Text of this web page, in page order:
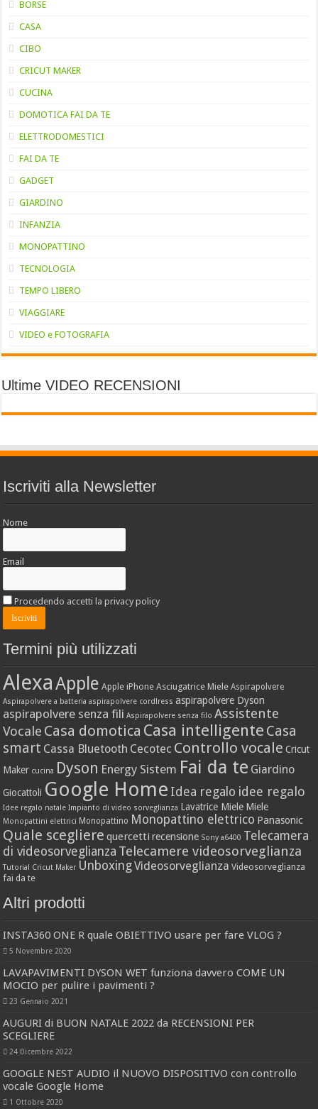
BORSE
CASA
CIBO
CRICUT MAKER
CUCINA
DOMOTICA FAI DA TE
ELETTRODOMESTICI
FAI DA TE
GADGET
GIARDINO
INFANZIA
MONOPATTINO
TECNOLOGIA
TEMPO LIBERO
VIAGGIARE
VIDEO e FOTOGRAFIA
Ultime VIDEO RECENSIONI
Iscriviti alla Newsletter
Nome
Email
Procedendo accetti la privacy policy
Termini più utilizzati
AlexaApple Apple iPhone Asciugatrice Miele Aspirapolvere
Aspirapolvere a batteria aspirapolvere cordlress aspirapolvere Dyson
aspirapolvere senza fili Aspirapolvere senza filo Assistente
Vocale Casa domotica Casa intelligente Casa
smart Cassa Bluetooth Cecotec Controllo vocale Cricut
Maker cucina Dyson Energy Sistem Fai da te Giardino
Giocattoli Google Home Idea regalo idee regalo
Idee regalo natale Impianto di video sorveglianza Lavatrice Miele Miele
Monopattini elettrici Monopattino Monopattino elettrico Panasonic
Quale scegliere quercetti recensione Sony a6400 Telecamera
di videosorveglianza Telecamere videosorveglianza
Tutorial Cricut Maker UnboxingVideosorveglianza Videosorveglianza
fai da te
Altri prodotti
INSTA360 ONE R quale OBIETTIVO usare per fare VLOG ?
5 Novembre 2020
LAVAPAVIMENTI DYSON WET funziona davvero COME UN
MOCIO per pulire i pavimenti ?
23 Gennaio 2021
AUGURI di BUON NATALE 2022 da RECENSIONI PER
SCEGLIERE
24 Dicembre 2022
GOOGLE NEST AUDIO il NUOVO DISPOSITIVO con controllo
vocale Google Home
1 Ottobre 2020